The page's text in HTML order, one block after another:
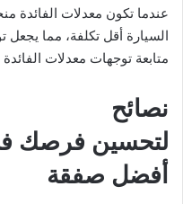
عندما تكون معدلات الفائدة
السيارة أقل تكلفة، مما يجعل
متابعة توجهات معدلات
نصائح
لتحسين فرصك
أفضل صفقة